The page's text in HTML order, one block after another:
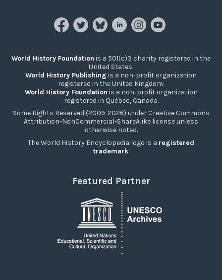
World History Foundation is a 501(c)3 charity registered in the
United States.
World History Publishing is a non-profit organization
registered in the United Kingdom.
World History Foundation is a non-profit organization
registered in Québec, Canada.
Some Rights Reserved (2009-2026) under Creative Commons
Attribution-NonCommercial-ShareAlike license unless
otherwise noted.
The World History Encyclopedia logo is a registered
trademark.
Featured Partner